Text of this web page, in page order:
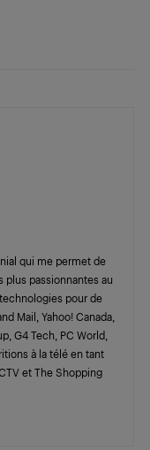
qui me permet de
plus passionnantes au
technologies pour de
Mail, Yahoo! Canada,
G4 Tech, PC World,
à la télé en tant
et The Shopping